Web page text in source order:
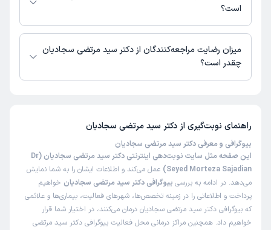
بگیرید.است؟
زمان نوبت‌دهی و پذیرش بیماران با هماهنگی مطب مشخص می‌شود.
میزان رضایت مراجعه‌کنندگان از دکتر سید مرتضی سجادیان
چقدر است؟
راهنمای نوبت‌گیری از دکتر سید مرتضی سجادیان
بیوگرافی و معرفی دکتر سید مرتضی سجادیان
این صفحه مثل سایت نوبت‌دهی اینترنتی دکتر سید مرتضی سجادیان (Dr
Seyed Morteza Sajadian)
عمل می‌کند و اطلاعات ایشان را به شما نمایش
می‌دهد. در ادامه به بررسی بیوگرافی دکتر سید مرتضی سجادیان خواهیم
پرداخت و اطلاعاتی را در زمینه تخصص‌ها، شهرهای فعالیت، بیماری‌ها و علائمی
که بیوگرافی دکتر سید مرتضی سجادیان درمان می‌کنند، در اختیار شما قرار
خواهیم داد. همچنین مراکز درمانی محل فعالیت بیوگرافی دکتر سید مرتضی